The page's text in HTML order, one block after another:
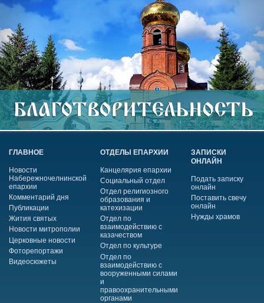
ГЛАВНОЕ
Новости
Набережночелнинской
епархии
Комментарий дня
Публикации
Жития святых
Новости митрополии
Церковные новости
Фоторепортажи
Видеосюжеты
ОТДЕЛЫ ЕПАРХИИ
Канцелярия епархии
Социальный отдел
Отдел религиозного
образования и
катехизации
Отдел по
взаимодействию с
казачеством
Отдел по культуре
Отдел по
взаимодействию с
вооруженными силами
и
правоохранительными
органами
ЗАПИСКИ
ОНЛАЙН
Подать записку
онлайн
Поставить свечу
онлайн
Нужды храмов